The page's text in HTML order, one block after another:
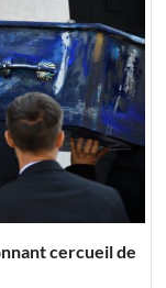
cercueil de